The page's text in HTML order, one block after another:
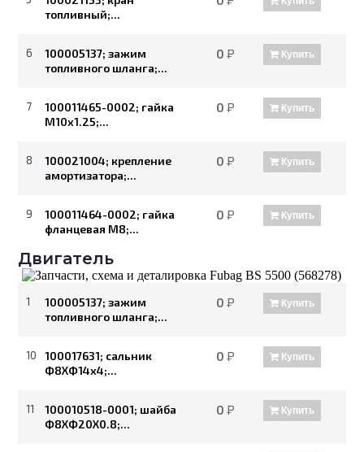
топливный;...
6
100005137; зажим
топливного шланга;...
0Р Купить
7
100011465-0002; гайка
М10х1.25;...
0Р Купить
8
100021004; крепление
амортизатора;...
0Р Купить
9
100011464-0002; гайка
фланцевая М8;...
0Р Купить
Двигатель
1
100005137; зажим
топливного шланга;...
0Р Купить
10
100017631; сальник
Ф8ХФ14х4;...
0Р Купить
11
100010518-0001; шайба
Ф8ХФ20Х0.8;...
0Р Купить